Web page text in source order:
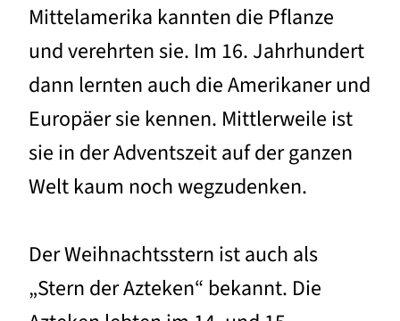
Mittelamerika kannten die Pflanze
und verehrten sie. Im 16. Jahrhundert
dann lernten auch die Amerikaner und
Europäer sie kennen. Mittlerweile ist
sie in der Adventszeit auf der ganzen
Welt kaum noch wegzudenken.
Der Weihnachtsstern ist auch als
„Stern der Azteken“ bekannt. Die